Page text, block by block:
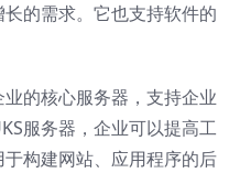
的需求。它也支持软件的
的核心服务器，支持企业
服务器，企业可以提高工
构建网站、应用程序的后